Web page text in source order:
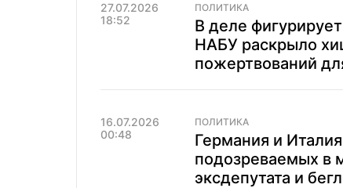
27.07.2026
18:52
ПОЛИТИКА
В деле
НАБУ раскрыло
пожертвований
16.07.2026
00:48
ПОЛИТИКА
Германия и
подозреваемых в
эксдепутата и